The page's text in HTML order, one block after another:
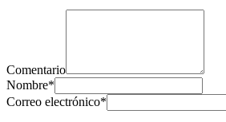
Comentario
Nombre*
Correo electrónico*